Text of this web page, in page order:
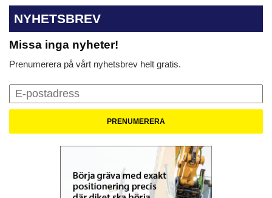
NYHETSBREV
Missa inga nyheter!
Prenumerera på vårt nyhetsbrev helt gratis.